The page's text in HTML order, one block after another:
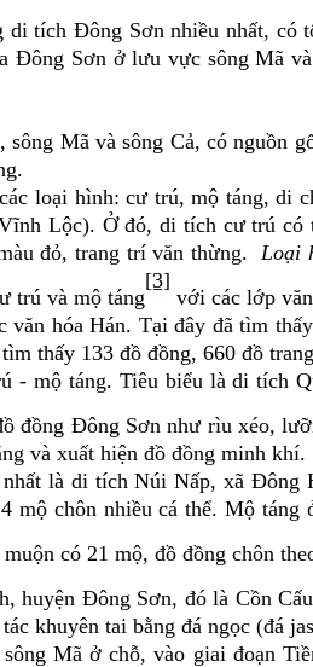
tích Đông Sơn nhiều nhất,
Sơn ở lưu vực sông Mã
Mã và sông Cả, có nguồn
loại hình: cư trú, mộ táng, di
Lộc). Ở đó, di tích cư trú có
đỏ, trang trí văn thừng. Loại
trú và mộ táng
[3]
với các lớp
hóa Hán. Tại đây đã tìm
thấy 133 đồ đồng, 660 đồ
mộ táng. Tiêu biểu là di tích
Đông Sơn như rìu xéo,
và xuất hiện đồ đồng minh khí.
là di tích Núi Nấp, xã Đông
mộ chôn nhiều cá thể. Mộ
có 21 mộ, đồ đồng chôn
Đông Sơn, đó là Cồn
khuyên tai bằng đá ngọc (đá
Mã ở chỗ, vào giai đoạn